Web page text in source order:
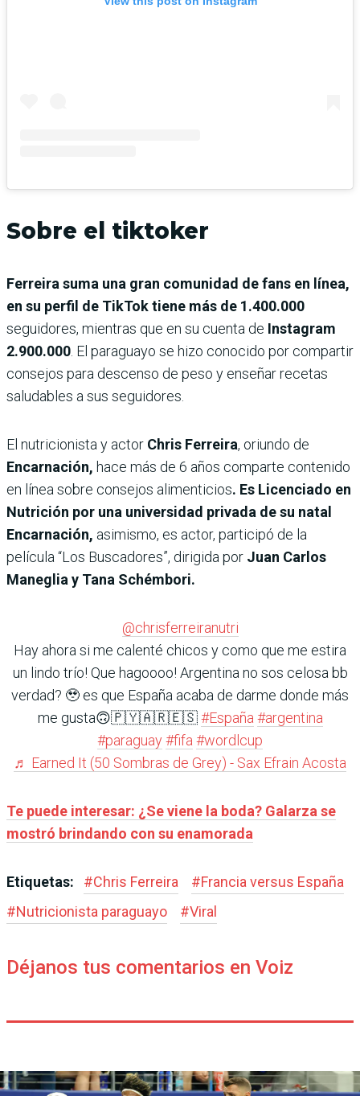
Sobre el tiktoker
Ferreira suma una gran comunidad de fans en línea,
en su perfil de TikTok tiene más de 1.400.000
seguidores, mientras que en su cuenta de Instagram
2.900.000. El paraguayo se hizo conocido por compartir
consejos para descenso de peso y enseñar recetas
saludables a sus seguidores.
El nutricionista y actor Chris Ferreira, oriundo de
Encarnación, hace más de 6 años comparte contenido
en línea sobre consejos alimenticios. Es Licenciado en
Nutrición por una universidad privada de su natal
Encarnación, asimismo, es actor, participó de la
película “Los Buscadores”, dirigida por Juan Carlos
Maneglia y Tana Schémbori.
@chrisferreiranutri
Hay ahora si me calenté chicos y como que me estira
un lindo trío! Que hagoooo! Argentina no sos celosa bb
verdad? 🥹 es que España acaba de darme donde más
me gusta🙃🇵🇾🇦🇷🇪🇸#España #argentina
#paraguay#fifa #wordlcup
♬ Earned It (50 Sombras de Grey) - Sax Efrain Acosta
Te puede interesar: ¿Se viene la boda? Galarza se
mostró brindando con su enamorada
Etiquetas: #Chris Ferreira #Francia versus España
#Nutricionista paraguayo #Viral
Déjanos tus comentarios en Voiz